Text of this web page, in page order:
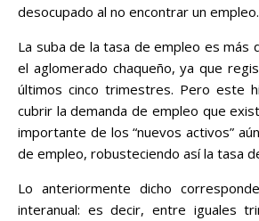
desocupado al no encontrar un empleo.
La suba de la tasa de empleo es más
el aglomerado chaqueño, ya que
últimos cinco trimestres. Pero este
cubrir la demanda de empleo que
importante de los “nuevos activos”
de empleo, robusteciendo así la tasa
Lo anteriormente dicho
interanual: es decir, entre iguales